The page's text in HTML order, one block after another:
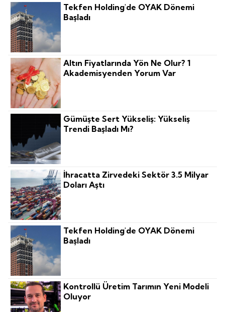
Tekfen Holding'de OYAK Dönemi
Başladı
Altın Fiyatlarında Yön Ne Olur? 1
Akademisyenden Yorum Var
Gümüşte Sert Yükseliş: Yükseliş
Trendi Başladı Mı?
İhracatta Zirvedeki Sektör 3.5 Milyar
Doları Aştı
Tekfen Holding'de OYAK Dönemi
Başladı
Kontrollü Üretim Tarımın Yeni Modeli
Oluyor